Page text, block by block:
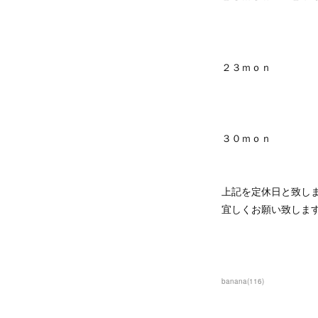
２３ｍｏｎ
３０ｍｏｎ
上記を定休日と致し
宜しくお願い致します
banana(116)